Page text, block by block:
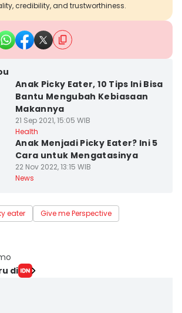
credibility, and trustworthiness.
Anak Picky Eater, 10 Tips Ini Bisa
Bantu Mengubah Kebiasaan
Makannya
21 Sep 2021, 15:05 WIB
Health
Anak Menjadi Picky Eater? Ini 5
Cara untuk Mengatasinya
22 Nov 2022, 13:15 WIB
News
eater Give me Perspective
di